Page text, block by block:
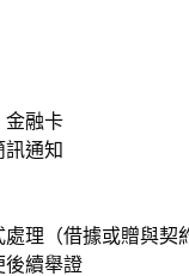
金融卡
訊通知
理（借據或贈與契
後續舉證